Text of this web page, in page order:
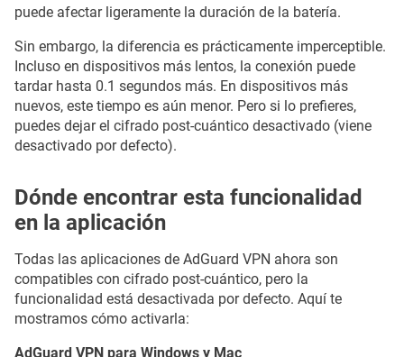
puede afectar ligeramente la duración de la batería.
Sin embargo, la diferencia es prácticamente imperceptible.
Incluso en dispositivos más lentos, la conexión puede
tardar hasta 0.1 segundos más. En dispositivos más
nuevos, este tiempo es aún menor. Pero si lo prefieres,
puedes dejar el cifrado post-cuántico desactivado (viene
desactivado por defecto).
Dónde encontrar esta funcionalidad
en la aplicación
Todas las aplicaciones de AdGuard VPN ahora son
compatibles con cifrado post-cuántico, pero la
funcionalidad está desactivada por defecto. Aquí te
mostramos cómo activarla:
AdGuard VPN para Windows y Mac